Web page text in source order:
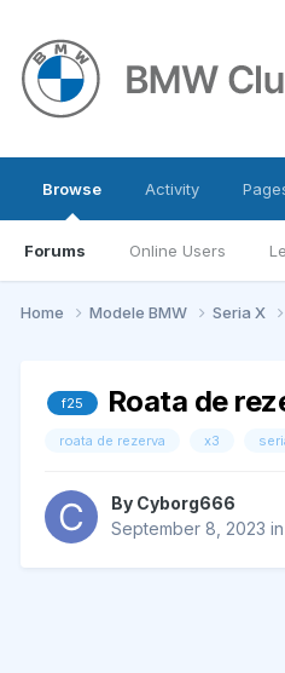
Browse
Forums Online Users
Activity
Home Modele BMW Seria X
f25 Roata de
roata de rezerva x3
By Cyborg666
September 8, 2023 in